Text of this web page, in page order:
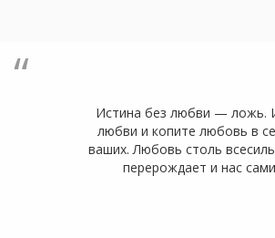
“
Истина без любви — ложь.
любви и копите любовь в
ваших. Любовь столь
перерождает и нас